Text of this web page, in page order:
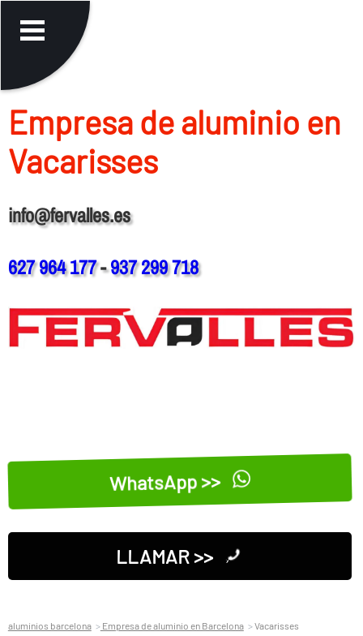
Empresa de aluminio en
Vacarisses
info@fervalles.es
627 964 177-937 299 718
WhatsApp >>
LLAMAR >>
aluminios barcelona Empresa de aluminio en Barcelona Vacarisses